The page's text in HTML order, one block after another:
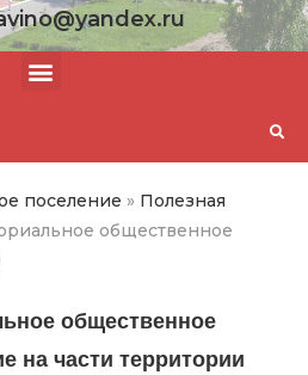
поселение » Полезная
общественное
общественное
на части территории